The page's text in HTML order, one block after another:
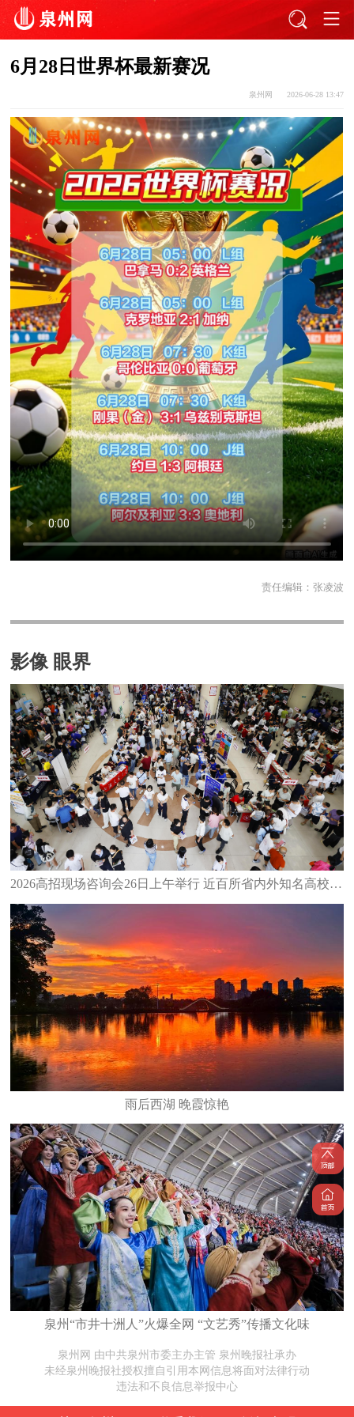
6月28日世界杯最新赛况
泉州网 2026-06-28 13:47
责任编辑： 张凌波
影像 眼界
2026高招现场咨询会26日上午举行 近百所省内外知名高校齐聚泉州
雨后西湖 晚霞惊艳
泉州“市井十洲人”火爆全网 “文艺秀”传播文化味
泉州网 由中共泉州市委主办主管 泉州晚报社承办
未经泉州晚报社授权擅自引用本网信息将面对法律行动
违法和不良信息举报中心